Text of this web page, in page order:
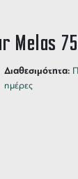
Melas
Διαθεσιμότητα:
ημέρες